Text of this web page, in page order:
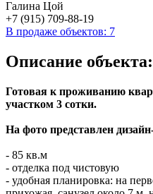
Галина Цой
+7 (915) 709-88-19
В продаже объектов: 7
Описание объекта:
Готовая к проживанию
участком 3 сотки.
На фото представлен
- 85 кв.м
- отделка под чистовую
- удобная планировка: на